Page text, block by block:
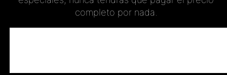
completo por nada.